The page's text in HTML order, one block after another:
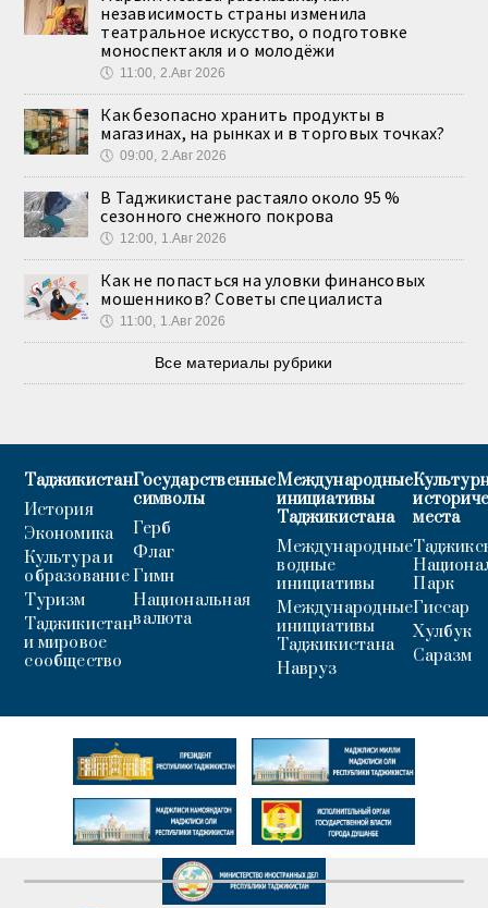
независимость страны изменила
театральное искусство, о подготовке
моноспектакля и о молодёжи
🕔 11:00, 2.Авг 2026
Как безопасно хранить продукты в
магазинах, на рынках и в торговых точках?
🕔 09:00, 2.Авг 2026
В Таджикистане растаяло около 95 %
сезонного снежного покрова
🕔 12:00, 1.Авг 2026
Как не попасться на уловки финансовых
мошенников? Советы специалиста
🕔 11:00, 1.Авг 2026
Все материалы рубрики
Таджикистан
История
Экономика
Культура и
образование
Туризм
Таджикистан
и мировое
сообщество
Государственные
символы
Герб
Флаг
Гимн
Национальная
валюта
Международные
инициативы
Таджикистана
Международные
водные
инициативы
Международные
инициативы
Таджикистана
Навруз
места
Парк
Гиссар
Хулбук
Саразм